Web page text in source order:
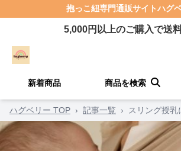
抱っこ紐専門通販サイトハグ
5,000円以上のご購入で送
新着商品 商品を検索
ハグベリー TOP › 記事一覧 › スリング授